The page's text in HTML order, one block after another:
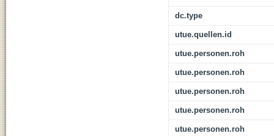
dc.type
utue.quellen.id
utue.personen.roh
utue.personen.roh
utue.personen.roh
utue.personen.roh
utue.personen.roh